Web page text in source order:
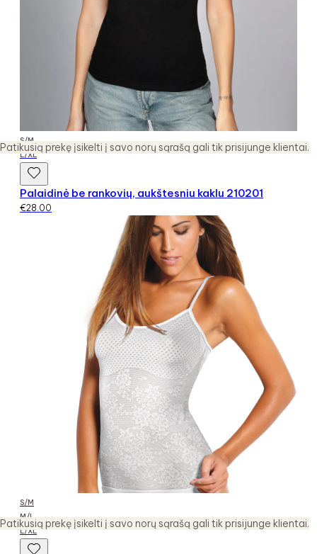
Patikusią prekę įsikelti į savo norų sąrašą gali tik prisijunge klientai.
Patikusią prekę įsikelti į savo norų sąrašą gali tik prisijunge klientai.
S/M
L/XL
Palaidinė be rankovių, aukštesniu kaklu 210201
€28.00
S/M
M/L
L/XL